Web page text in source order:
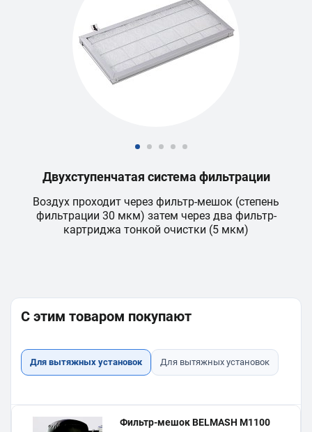
Двухступенчатая система фильтрации
Воздух проходит через фильтр-мешок (степень
фильтрации 30 мкм) затем через два фильтр-
картриджа тонкой очистки (5 мкм)
С этим товаром покупают
Для вытяжных установок Для вытяжных установок
Фильтр-мешок BELMASH M1100